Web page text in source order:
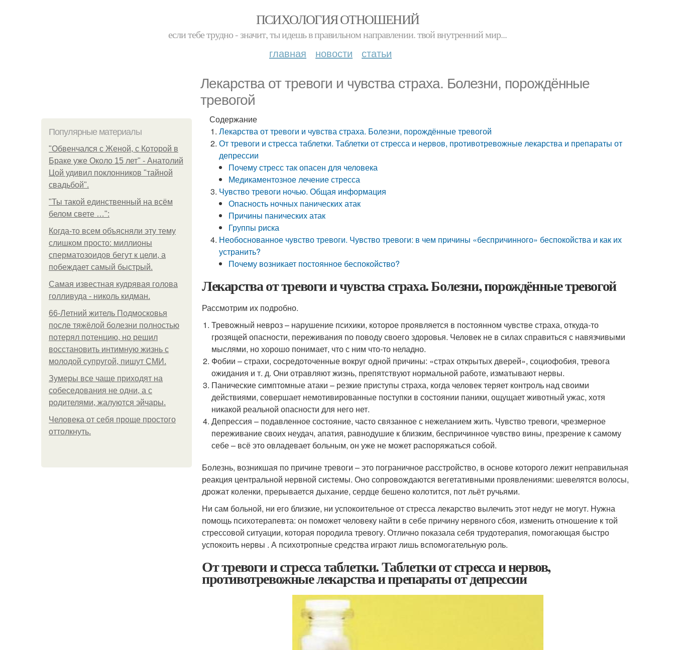
ПСИХОЛОГИЯ ОТНОШЕНИЙ
если тебе трудно - значит, ты идешь в правильном направлении. твой внутренний мир...
главная новости статьи
Лекарства от тревоги и чувства страха. Болезни, порождённые
тревогой
Популярные материалы
"Обвенчался с Женой, с Которой в
Браке уже Около 15 лет" - Анатолий
Цой удивил поклонников "тайной
свадьбой".
"Ты такой единственный на всём
белом свете …":
Когда-то всем объясняли эту тему
слишком просто: миллионы
сперматозоидов бегут к цели, а
побеждает самый быстрый.
Самая известная кудрявая голова
голливуда - николь кидман.
66-Летний житель Подмосковья
после тяжёлой болезни полностью
потерял потенцию, но решил
восстановить интимную жизнь с
молодой супругой, пишут СМИ.
Зумеры все чаще приходят на
собеседования не одни, а с
родителями, жалуются эйчары.
Человека от себя проще простого
оттолкнуть.
Содержание
Лекарства от тревоги и чувства страха. Болезни, порождённые тревогой
От тревоги и стресса таблетки. Таблетки от стресса и нервов, противотревожные лекарства и препараты от
депрессии
Почему стресс так опасен для человека
Медикаментозное лечение стресса
Чувство тревоги ночью. Общая информация
Опасность ночных панических атак
Причины панических атак
Группы риска
Необоснованное чувство тревоги. Чувство тревоги: в чем причины «беспричинного» беспокойства и как их
устранить?
Почему возникает постоянное беспокойство?
Лекарства от тревоги и чувства страха. Болезни, порождённые тревогой
Рассмотрим их подробно.
Тревожный невроз – нарушение психики, которое проявляется в постоянном чувстве страха, откуда-то
грозящей опасности, переживания по поводу своего здоровья. Человек не в силах справиться с навязчивыми
мыслями, но хорошо понимает, что с ним что-то неладно.
Фобии – страхи, сосредоточенные вокруг одной причины: «страх открытых дверей», социофобия, тревога
ожидания и т. д. Они отравляют жизнь, препятствуют нормальной работе, изматывают нервы.
Панические симптомные атаки – резкие приступы страха, когда человек теряет контроль над своими
действиями, совершает немотивированные поступки в состоянии паники, ощущает животный ужас, хотя
никакой реальной опасности для него нет.
Депрессия – подавленное состояние, часто связанное с нежеланием жить. Чувство тревоги, чрезмерное
переживание своих неудач, апатия, равнодушие к близким, беспричинное чувство вины, презрение к самому
себе – всё это овладевает больным, он уже не может распоряжаться собой.
Болезнь, возникшая по причине тревоги – это пограничное расстройство, в основе которого лежит неправильная
реакция центральной нервной системы. Оно сопровождаются вегетативными проявлениями: шевелятся волосы,
дрожат коленки, прерывается дыхание, сердце бешено колотится, пот льёт ручьями.
Ни сам больной, ни его близкие, ни успокоительное от стресса лекарство вылечить этот недуг не могут. Нужна
помощь психотерапевта: он поможет человеку найти в себе причину нервного сбоя, изменить отношение к той
стрессовой ситуации, которая породила тревогу. Отлично показала себя трудотерапия, помогающая быстро
успокоить нервы . А психотропные средства играют лишь вспомогательную роль.
От тревоги и стресса таблетки. Таблетки от стресса и нервов,
противотревожные лекарства и препараты от депрессии